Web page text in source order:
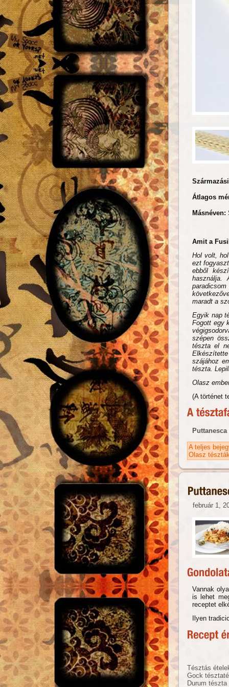
Átlagos
Másnéven:
Amit a
Hol volt,
ezt
ebből
használja.
maradt a
Egyik nap
Fogott egy
szépen
tészta el
szájához
tészta.
Olasz
(A történet
A teljes
Olasz
február 1,
Vannak
is lehet
receptet
Ilyen
Tésztás
Gock
Durum tészta